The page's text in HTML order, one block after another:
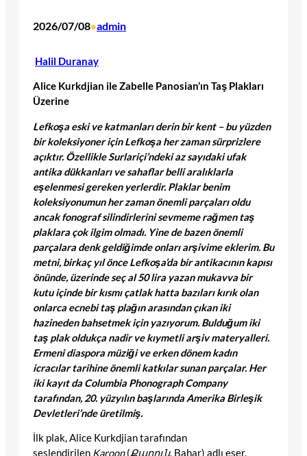
2026/07/08•admin
Halil Duranay
Alice Kurkdjian ile Zabelle Panosian’ın Taş Plakları
Üzerine
Lefkoşa eski ve katmanları derin bir kent – bu yüzden
bir koleksiyoner için Lefkoşa her zaman sürprizlere
açıktır. Özellikle Surlariçi’ndeki az sayıdaki ufak
antika dükkanları ve sahaflar belli aralıklarla
eşelenmesi gereken yerlerdir. Plaklar benim
koleksiyonumun her zaman önemli parçaları oldu
ancak fonograf silindirlerini sevmeme rağmen taş
plaklara çok ilgim olmadı. Yine de bazen önemli
parçalara denk geldiğimde onları arşivime eklerim. Bu
metni, birkaç yıl önce Lefkoşa’da bir antikacının kapısı
önünde, üzerinde seç al 50 lira yazan mukavva bir
kutu içinde bir kısmı çatlak hatta bazıları kırık olan
onlarca ecnebi taş plağın arasından çıkan iki
hazineden bahsetmek için yazıyorum. Bulduğum iki
taş plak oldukça nadir ve kıymetli arşiv materyalleri.
Ermeni diaspora müziği ve erken dönem kadın
icracılar tarihine önemli katkılar sunan parçalar. Her
iki kayıt da Columbia Phonograph Company
tarafından, 20. yüzyılın başlarında Amerika Birleşik
Devletleri’nde üretilmiş.
İlk plak, Alice Kurkdjian tarafından
seslendirilen Karoon(Քարուն, Bahar) adlı eser.